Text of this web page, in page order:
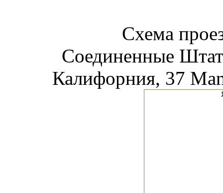
Схема
Соединенные
Калифорния, 37